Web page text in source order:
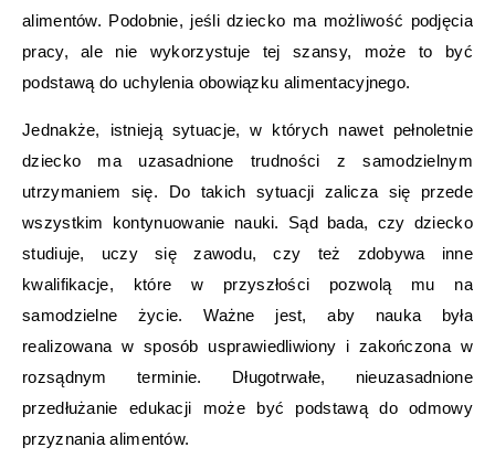
alimentów. Podobnie, jeśli dziecko ma możliwość podjęcia
pracy, ale nie wykorzystuje tej szansy, może to być
podstawą do uchylenia obowiązku alimentacyjnego.
Jednakże, istnieją sytuacje, w których nawet pełnoletnie
dziecko ma uzasadnione trudności z samodzielnym
utrzymaniem się. Do takich sytuacji zalicza się przede
wszystkim kontynuowanie nauki. Sąd bada, czy dziecko
studiuje, uczy się zawodu, czy też zdobywa inne
kwalifikacje, które w przyszłości pozwolą mu na
samodzielne życie. Ważne jest, aby nauka była
realizowana w sposób usprawiedliwiony i zakończona w
rozsądnym terminie. Długotrwałe, nieuzasadnione
przedłużanie edukacji może być podstawą do odmowy
przyznania alimentów.